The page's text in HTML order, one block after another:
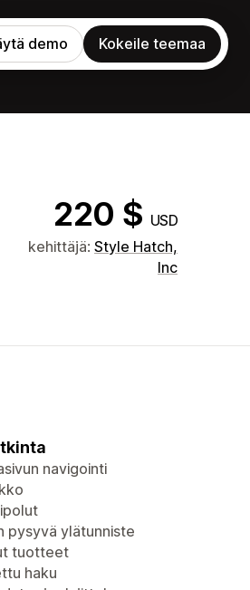
demo Kokeile teemaa
220 $ USD
kehittäjä: Style Hatch,
Inc
navigointi
pysyvä ylätunniste
tuotteet
haku